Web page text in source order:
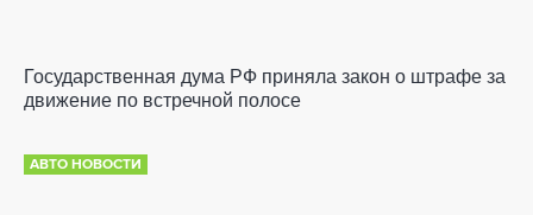
Государственная дума РФ приняла закон о штрафе за
движение по встречной полосе
АВТО НОВОСТИ